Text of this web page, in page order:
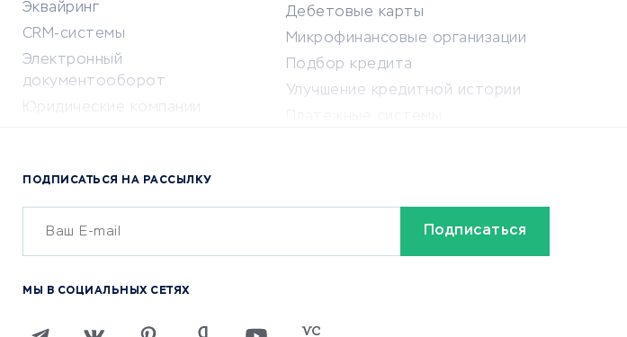
Эквайринг
CRM-системы
Электронный
документооборот
Юридические компании
Бухгалтерия онлайн
Онлайн-кассы
Брокеры фондового рынка
Криптовалютные биржи
Дебетовые карты
Микрофинансовые организации
Подбор кредита
Улучшение кредитной истории
ПОДПИСАТЬСЯ НА РАССЫЛКУ
МЫ В СОЦИАЛЬНЫХ СЕТЯХ